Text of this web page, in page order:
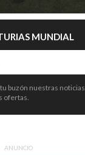
MUNDIAL
buzón nuestras noticias
ofertas.
ANUNCIO